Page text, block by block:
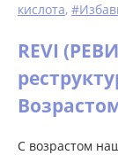
кислота,
REVI
С возрастом